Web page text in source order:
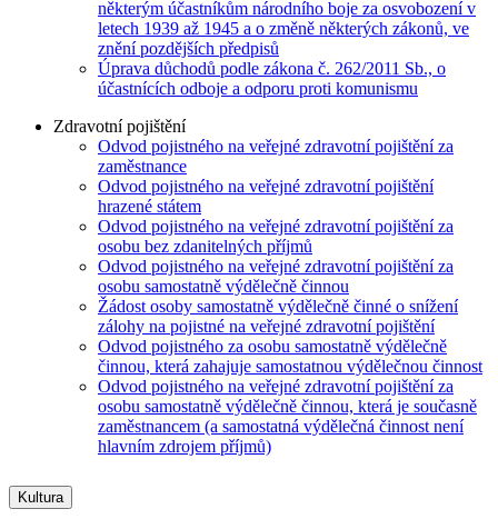
některým účastníkům národního boje za osvobození v
letech 1939 až 1945 a o změně některých zákonů, ve
znění pozdějších předpisů
Úprava důchodů podle zákona č. 262/2011 Sb., o
účastnících odboje a odporu proti komunismu
Zdravotní pojištění
Odvod pojistného na veřejné zdravotní pojištění za
zaměstnance
Odvod pojistného na veřejné zdravotní pojištění
hrazené státem
Odvod pojistného na veřejné zdravotní pojištění za
osobu bez zdanitelných příjmů
Odvod pojistného na veřejné zdravotní pojištění za
osobu samostatně výdělečně činnou
Žádost osoby samostatně výdělečně činné o snížení
zálohy na pojistné na veřejné zdravotní pojištění
Odvod pojistného za osobu samostatně výdělečně
činnou, která zahajuje samostatnou výdělečnou činnost
Odvod pojistného na veřejné zdravotní pojištění za
osobu samostatně výdělečně činnou, která je současně
zaměstnancem (a samostatná výdělečná činnost není
hlavním zdrojem příjmů)
Kultura